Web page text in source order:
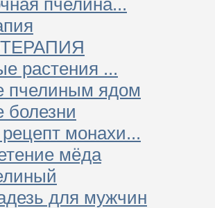
растения ...
пчелиным ядом
болезни
монахи...
мёда
для мужчин